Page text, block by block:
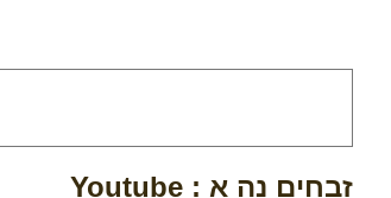
זבחים נה א : Youtube